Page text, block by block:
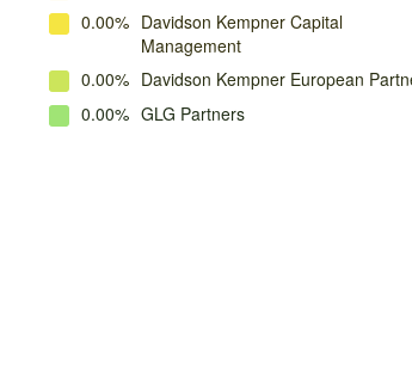
0.00% Davidson Kempner Capital
Management
0.00% Davidson Kempner European
0.00% GLG Partners